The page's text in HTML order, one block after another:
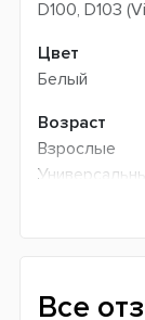
D100, D103
Цвет
Белый
Возраст
Взрослые
7600
Все